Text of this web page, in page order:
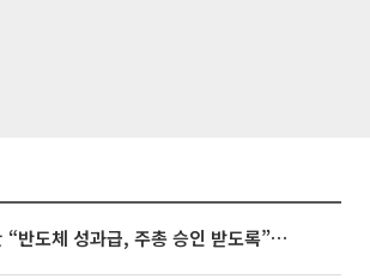
김정관 장관 “반도체 성과급, 주총 승인 받도록”…상법·자본시장법 개정 시사